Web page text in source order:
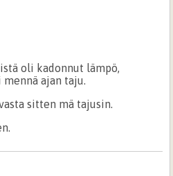
oli kadonnut lämpö,
ajan taju.
sitten mä tajusin.